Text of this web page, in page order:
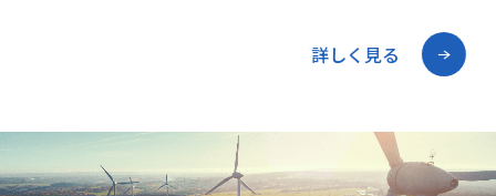
詳しく見る